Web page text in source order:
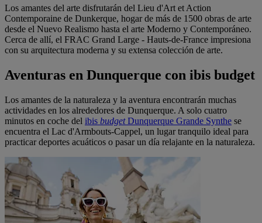
Los amantes del arte disfrutarán del Lieu d'Art et Action
Contemporaine de Dunkerque, hogar de más de 1500 obras de arte
desde el Nuevo Realismo hasta el arte Moderno y Contemporáneo.
Cerca de allí, el FRAC Grand Large - Hauts-de-France impresiona
con su arquitectura moderna y su extensa colección de arte.
Aventuras en Dunquerque con ibis budget
Los amantes de la naturaleza y la aventura encontrarán muchas
actividades en los alrededores de Dunquerque. A solo cuatro
minutos en coche del ibis budgetDunquerque Grande Synthe se
encuentra el Lac d'Armbouts-Cappel, un lugar tranquilo ideal para
practicar deportes acuáticos o pasar un día relajante en la naturaleza.